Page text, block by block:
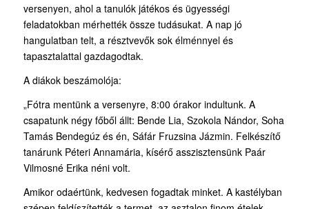
versenyen, ahol a tanulók játékos és ügyességi
feladatokban mérhették össze tudásukat. A nap jó
hangulatban telt, a résztvevők sok élménnyel és
tapasztalattal gazdagodtak.
A diákok beszámolója:
„Fótra mentünk a versenyre, 8:00 órakor indultunk. A
csapatunk négy főből állt: Bende Lia, Szokola Nándor, Soha
Tamás Bendegúz és én, Sáfár Fruzsina Jázmin. Felkészítő
tanárunk Péteri Annamária, kísérő asszisztensünk Paár
Vilmosné Erika néni volt.
Amikor odaértünk, kedvesen fogadtak minket. A kastélyban